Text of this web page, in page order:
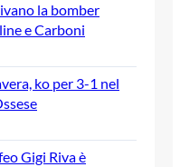
la bomber
e Carboni
ko per 3-1 nel
Gigi Riva è